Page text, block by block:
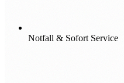
Notfall & Sofort Service